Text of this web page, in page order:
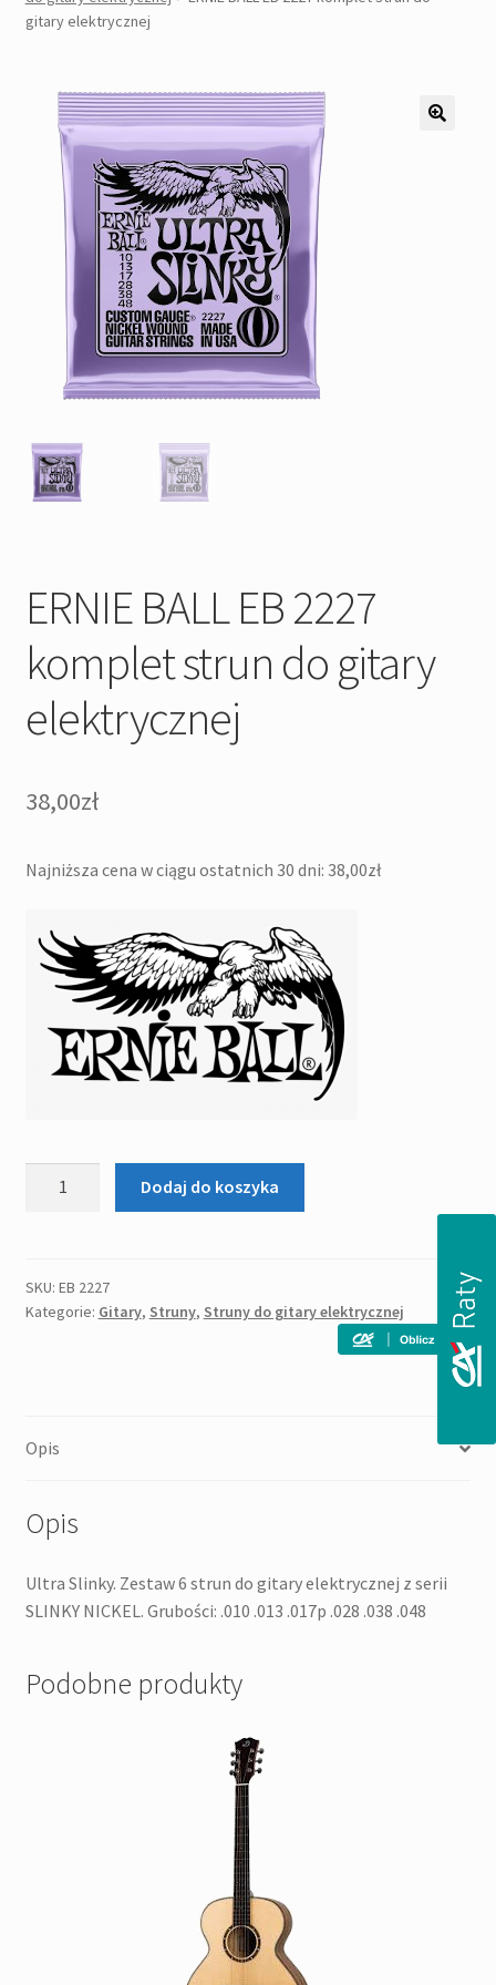
Pozostałe
gitary elektrycznej
ERNIE BALL EB 2227
komplet strun do gitary
elektrycznej
38,00zł
Najniższa cena w ciągu ostatnich 30 dni: 38,00zł
2227
komplet
Dodaj do koszyka
SKU: EB 2227
Kategorie: Gitary, Struny, Struny do gitary elektrycznej
Opis
Opis
Ultra Slinky. Zestaw 6 strun do gitary elektrycznej z serii
SLINKY NICKEL. Grubości: .010 .013 .017p .028 .038 .048
Podobne produkty